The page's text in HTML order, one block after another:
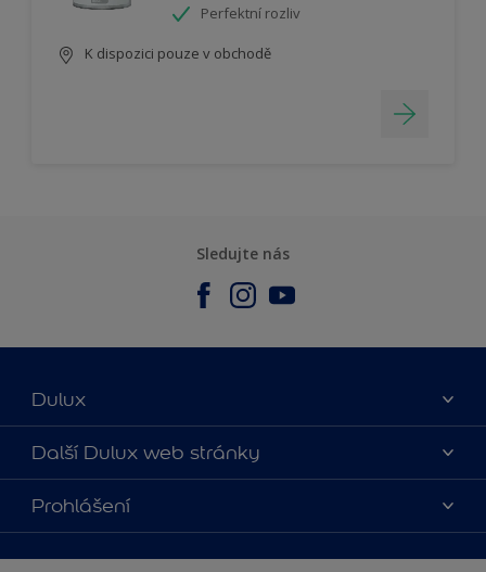
Perfektní rozliv
K dispozici pouze v obchodě
Sledujte nás
Dulux
O nás
Kontaktujte nás
Najít obchod
Další Dulux web stránky
duluxmalir.cz
duluxmaliar.sk
duluxprodejnabarev.cz
Prohlášení